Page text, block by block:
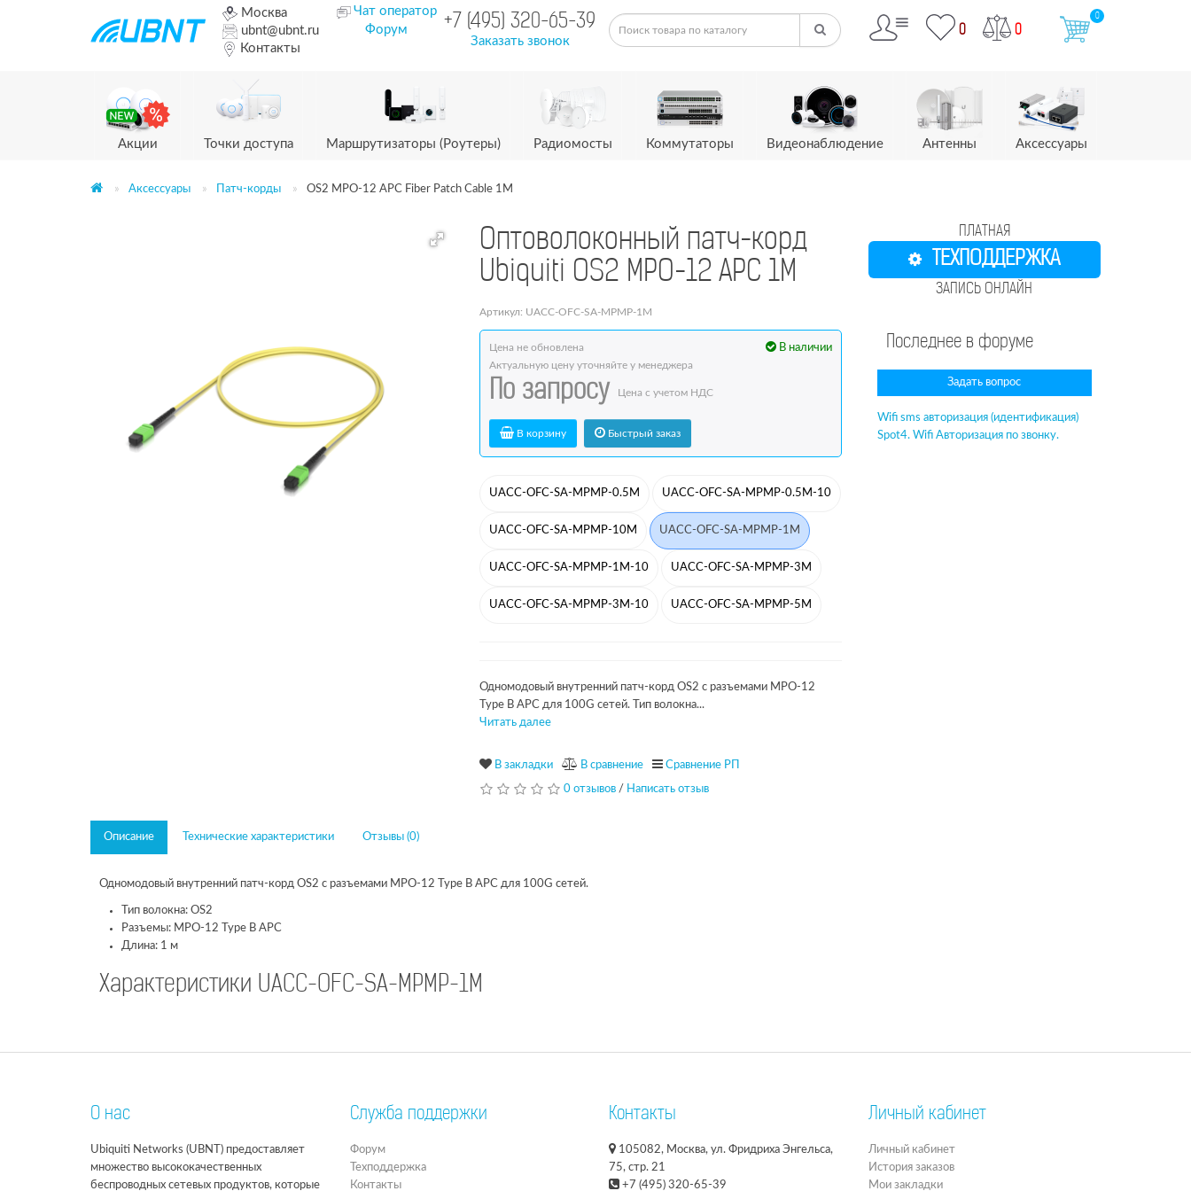
Москва
ubnt@ubnt.ru
Контакты
Чат оператор
Форум
+7 (495) 320-65-39
Заказать звонок
0 0
0
Акции Точки доступа Маршрутизаторы (Роутеры) Радиомосты Коммутаторы Видеонаблюдение Антенны Аксессуары
Аксессуары Патч-корды OS2 MPO-12 APC Fiber Patch Cable 1M
Оптоволоконный патч-корд
Ubiquiti OS2 MPO-12 APC 1M
Артикул: UACC-OFC-SA-MPMP-1M
В наличии
Цена не обновлена
Актуальную цену уточняйте у менеджера
По запросу Цена с учетом НДС
В корзину Быстрый заказ
UACC-OFC-SA-MPMP-0.5M UACC-OFC-SA-MPMP-0.5M-10
UACC-OFC-SA-MPMP-10M UACC-OFC-SA-MPMP-1M
UACC-OFC-SA-MPMP-1M-10 UACC-OFC-SA-MPMP-3M
UACC-OFC-SA-MPMP-3M-10 UACC-OFC-SA-MPMP-5M
Одномодовый внутренний патч-корд OS2 с разъемами MPO-12
Type B APC для 100G сетей. Тип волокна...
Читать далее
В закладки В сравнение Сравнение РП
0 отзывов/ Написать отзыв
Описание Технические характеристики Отзывы (0)
Одномодовый внутренний патч-корд OS2 с разъемами MPO-12 Type B APC для 100G сетей.
Тип волокна: OS2
Разъемы: MPO-12 Type B APC
Длина: 1 м
Характеристики UACC-OFC-SA-MPMP-1M
ПЛАТНАЯ
ТЕХПОДДЕРЖКА
ЗАПИСЬ ОНЛАЙН
Последнее в форуме
Задать вопрос
Wifi sms авторизация (идентификация)
Spot4. Wifi Авторизация по звонку.
О нас
Ubiquiti Networks (UBNT) предоставляет
множество высококачественных
беспроводных сетевых продуктов, которые
Служба поддержки
Форум
Техподдержка
Контакты
Контакты
105082, Москва, ул. Фридриха Энгельса,
75, стр. 21
+7 (495) 320-65-39
Личный кабинет
Личный кабинет
История заказов
Мои закладки